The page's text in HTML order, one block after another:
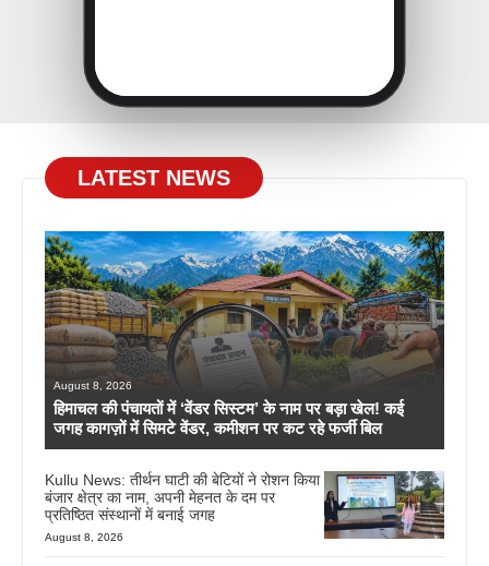
LATEST NEWS
August 8, 2026
हिमाचल की पंचायतों में ‘वेंडर सिस्टम’ के नाम पर बड़ा खेल! कई
जगह कागज़ों में सिमटे वेंडर, कमीशन पर कट रहे फर्जी बिल
Kullu News: तीर्थन घाटी की बेटियों ने रोशन किया
बंजार क्षेत्र का नाम, अपनी मेहनत के दम पर
प्रतिष्ठित संस्थानों में बनाई जगह
August 8, 2026